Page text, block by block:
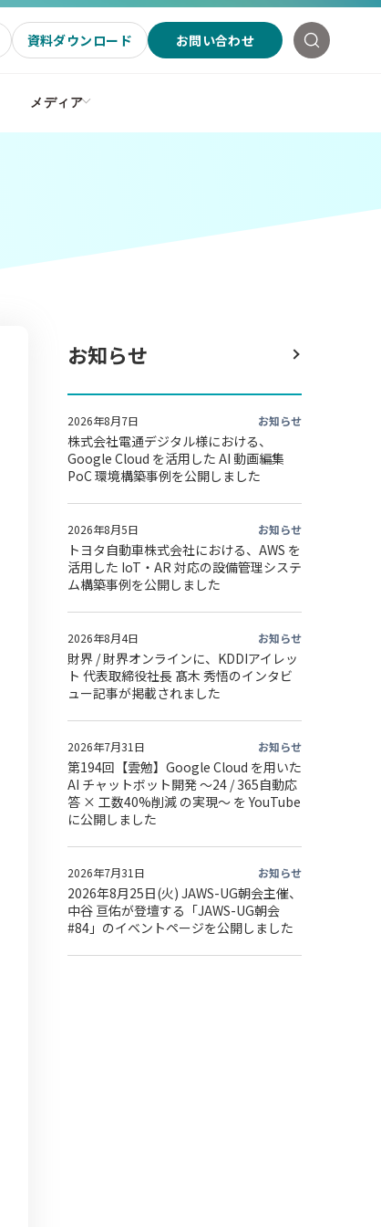
資料ダウンロード お問い合わせ
メディア
お知らせ
2026年8月7日 お知らせ
株式会社電通デジタル様における、
Google Cloud を活用した AI 動画編集
PoC 環境構築事例を公開しました
2026年8月5日 お知らせ
トヨタ自動車株式会社における、AWS を
活用した IoT・AR 対応の設備管理システ
ム構築事例を公開しました
2026年8月4日 お知らせ
財界 / 財界オンラインに、KDDIアイレッ
ト 代表取締役社長 髙木 秀悟のインタビ
ュー記事が掲載されました
2026年7月31日 お知らせ
第194回【雲勉】Google Cloud を用いた
AI チャットボット開発 〜24 / 365自動応
答 × 工数40%削減 の実現〜 を YouTube
に公開しました
2026年7月31日 お知らせ
2026年8月25日(火) JAWS-UG朝会主催、
中谷 亘佑が登壇する「JAWS-UG朝会
#84」のイベントページを公開しました